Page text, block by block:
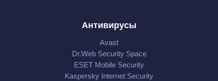
Антивирусы
Avast
Dr.Web Security Space
ESET Mobile Security
Kaspersky Internet Security